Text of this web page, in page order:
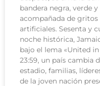
bandera negra, verde
acompañada de
artificiales. Sesenta y
noche histórica,
bajo el lema «United
23:59, un país cambia
estadio, familias,
de la joven nación